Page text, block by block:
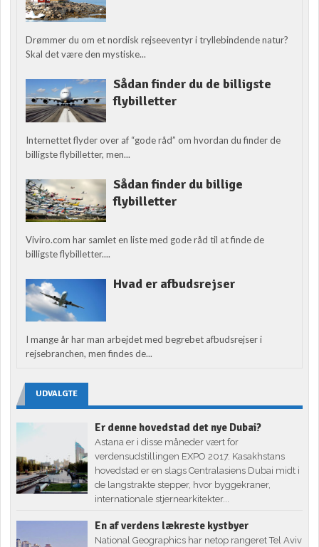
Drømmer du om et nordisk rejseeventyr i tryllebindende natur?
Skal det være den mystiske...
Sådan finder du de billigste
flybilletter
Internettet flyder over af “gode råd” om hvordan du finder de
billigste flybilletter, men...
Sådan finder du billige
flybilletter
Viviro.com har samlet en liste med gode råd til at finde de
billigste flybilletter....
Hvad er afbudsrejser
I mange år har man arbejdet med begrebet afbudsrejser i
rejsebranchen, men findes de...
UDVALGTE
Er denne hovedstad det nye Dubai?
Astana er i disse måneder vært for
verdensudstillingen EXPO 2017. Kasakhstans
hovedstad er en slags Centralasiens Dubai midt i
de langstrakte stepper, hvor byggekraner,
internationale stjernearkitekter...
En af verdens lækreste kystbyer
National Geographics har netop rangeret Tel Aviv